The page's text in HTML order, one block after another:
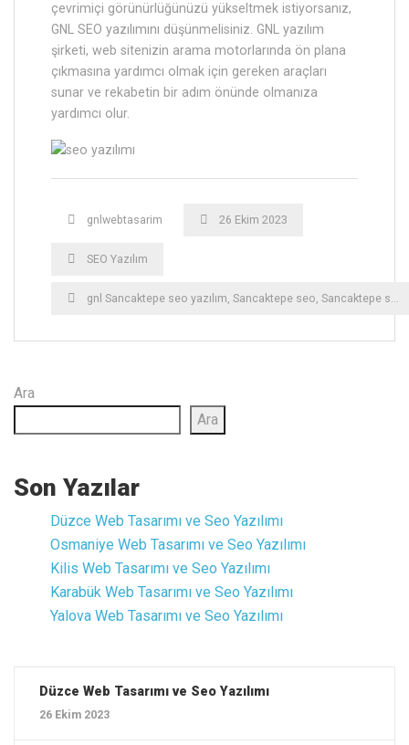
çevrimiçi görünürlüğünüzü yükseltmek istiyorsanız,
GNL SEO yazılımını düşünmelisiniz. GNL yazılım
şirketi, web sitenizin arama motorlarında ön plana
çıkmasına yardımcı olmak için gereken araçları
sunar ve rekabetin bir adım önünde olmanıza
yardımcı olur.
gnlwebtasarim 26 Ekim 2023
SEO Yazılım
gnl Sancaktepe seo yazılım, Sancaktepe seo, Sancaktepe seo yazılımı
Ara
Ara
Son Yazılar
Düzce ‎Web Tasarımı ve Seo Yazılımı
Osmaniye ‎Web Tasarımı ve Seo Yazılımı
Kilis ‎Web Tasarımı ve Seo Yazılımı
Karabük ‎Web Tasarımı ve Seo Yazılımı
Yalova ‎Web Tasarımı ve Seo Yazılımı
Düzce ‎Web Tasarımı ve Seo Yazılımı
26 Ekim 2023